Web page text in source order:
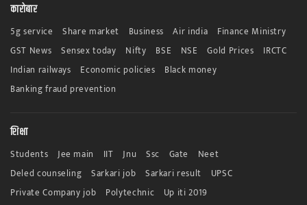
कारोबार
5g service Share market Business Air india
Finance Ministry
GST News
Sensex today Nifty BSE NSE Gold Prices
IRCTC
Indian railways
Economic policies
Black money
Banking fraud prevention
शिक्षा
Students Jee main IIT Jnu Ssc Gate
Neet
Deled counseling
Sarkari job Sarkari result
UPSC
Private Company job
Polytechnic Up iti 2019